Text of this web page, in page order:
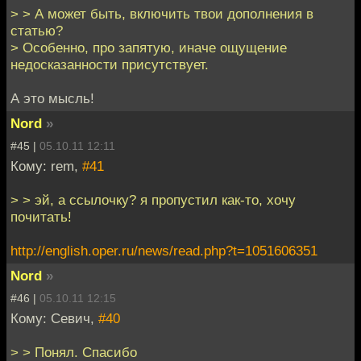
> > А может быть, включить твои дополнения в
статью?
> Особенно, про запятую, иначе ощущение
недосказанности присутствует.
А это мысль!
Nord »
#45 | 05.10.11 12:11
Кому: rem, #41
> > эй, а ссылочку? я пропустил как-то, хочу
почитать!
http://english.oper.ru/news/read.php?t=1051606351
Nord »
#46 | 05.10.11 12:15
Кому: Севич, #40
> > Понял. Спасибо